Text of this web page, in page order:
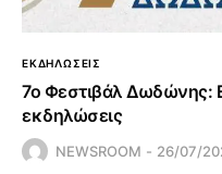
ΕΚΔΗΛΩΣΕΙΣ
7ο Φεστιβάλ Δωδώνης:
εκδηλώσεις
NEWSROOM 26/07/